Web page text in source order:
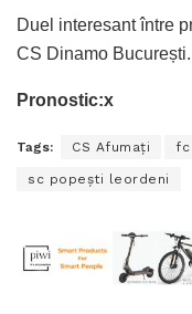
Duel interesant între
CS Dinamo București.
Pronostic:x
Tags: CS Afumaţi fc
sc popeşti leordeni